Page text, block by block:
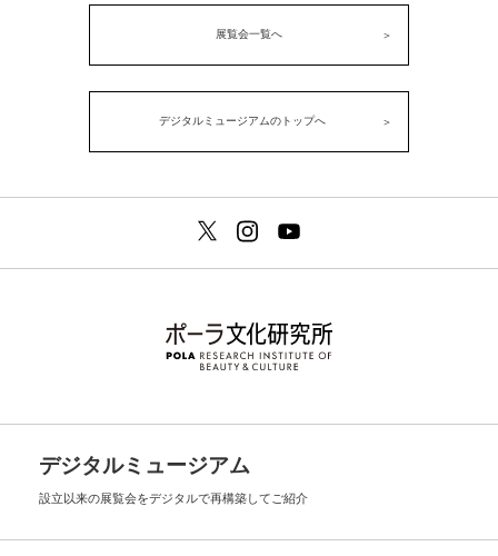
展覧会一覧へ
デジタルミュージアムのトップへ
デジタルミュージアム
設立以来の展覧会をデジタルで再構築してご紹介